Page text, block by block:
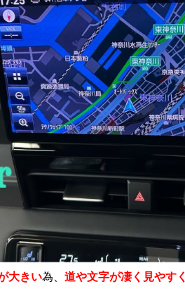
大きい為、 道や文字が凄く見やすく